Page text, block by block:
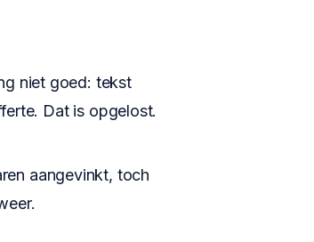
niet goed: tekst
Dat is opgelost.
aangevinkt, toch